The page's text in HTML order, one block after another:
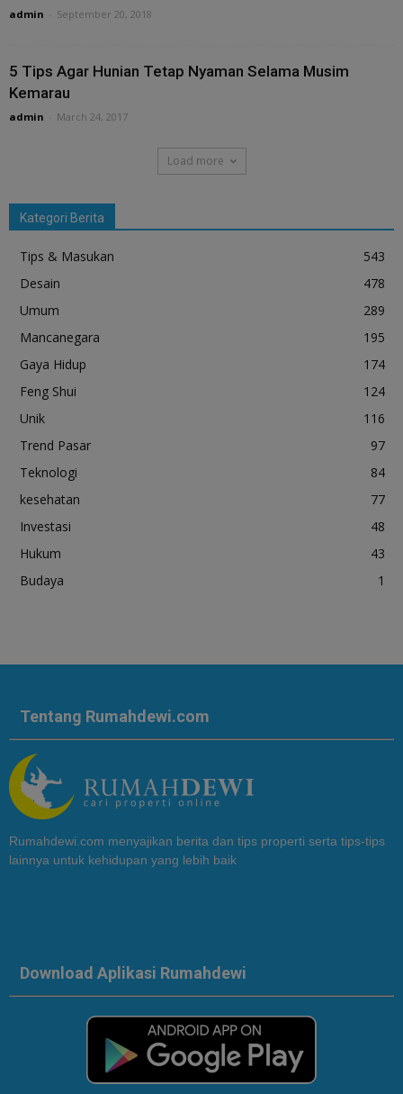
admin September 20, 2018
5 Tips Agar Hunian Tetap Nyaman Selama Musim
Kemarau
admin March 24, 2017
Load more
Kategori Berita
Tips & Masukan
543
Desain
478
Umum
289
Mancanegara
195
Gaya Hidup
174
Feng Shui
124
Unik
116
Trend Pasar
97
Teknologi
84
kesehatan
77
Investasi
48
Hukum
43
Budaya
1
Tentang Rumahdewi.com
Rumahdewi.com menyajikan berita dan tips properti serta tips-tips
lainnya untuk kehidupan yang lebih baik
Download Aplikasi Rumahdewi